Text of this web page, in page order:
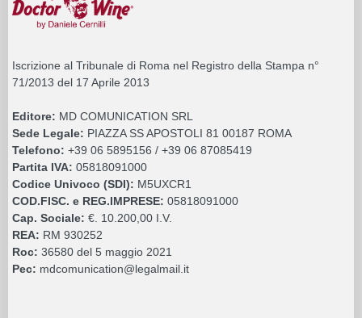
Iscrizione al Tribunale di Roma nel Registro della Stampa n°
71/2013 del 17 Aprile 2013
Editore: MD COMUNICATION SRL
Sede Legale: PIAZZA SS APOSTOLI 81 00187 ROMA
Telefono: +39 06 5895156 / +39 06 87085419
Partita IVA: 05818091000
Codice Univoco (SDI): M5UXCR1
COD.FISC. e REG.IMPRESE: 05818091000
Cap. Sociale: €. 10.200,00 I.V.
REA: RM 930252
Roc: 36580 del 5 maggio 2021
Pec: mdcomunication@legalmail.it